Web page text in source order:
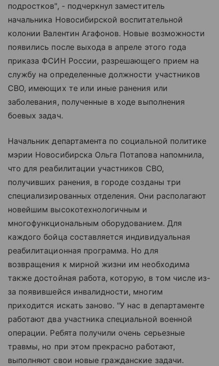
подростков", - подчеркнул заместитель
начальника Новосибирской воспитательной
колонии Валентин Агафонов. Новые возможности
появились после выхода в апреле этого года
приказа ФСИН России, разрешающего прием на
службу на определенные должности участников
СВО, имеющих те или иные ранения или
заболевания, полученные в ходе выполнения
боевых задач.
Начальник департамента по социальной политике
мэрии Новосибирска Ольга Потапова напомнила,
что для реабилитации участников СВО,
получивших ранения, в городе созданы три
специализированных отделения. Они располагают
новейшим высокотехнологичным и
многофункциональным оборудованием. Для
каждого бойца составляется индивидуальная
реабилитационная программа. Но для
возвращения к мирной жизни им необходима
также достойная работа, которую, в том числе из-
за появившейся инвалидности, многим
приходится искать заново. "У нас в департаменте
работают два участника специальной военной
операции. Ребята получили очень серьезные
травмы, но при этом прекрасно работают,
выполняют свои новые гражданские задачи.